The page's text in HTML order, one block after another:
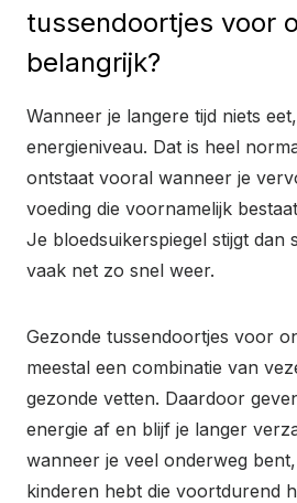
tussendoortjes voor
belangrijk?
Wanneer je langere tijd niets
energieniveau. Dat is heel
ontstaat vooral wanneer je
voeding die voornamelijk
Je bloedsuikerspiegel stijgt dan
vaak net zo snel weer.
Gezonde tussendoortjes voor
meestal een combinatie van
gezonde vetten. Daardoor
energie af en blijf je langer
wanneer je veel onderweg
kinderen hebt die voortdurend